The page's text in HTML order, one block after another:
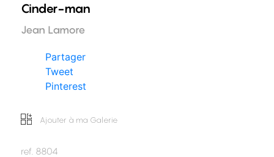
Cinder-man
Jean Lamore
Partager
Tweet
Pinterest
Ajouter à ma Galerie
ref. 8804